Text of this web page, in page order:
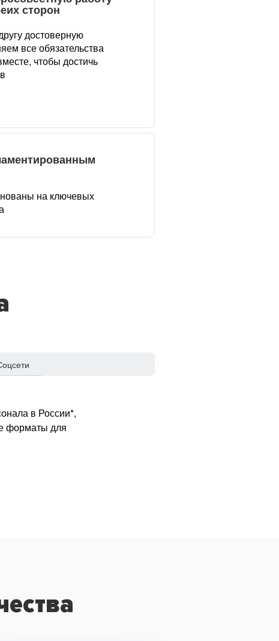
сторон
достоверную
все обязательства
чтобы достичь
на ключевых
в России*,
форматы для